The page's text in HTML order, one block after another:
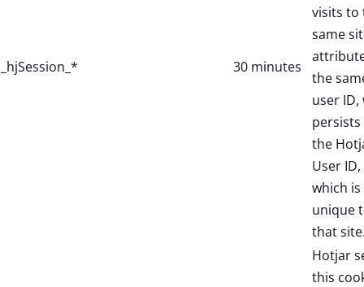
_hjSession_* 30 minutes
visits to
same
the
user ID,
persists
the
User ID,
which is
unique
that
Hotjar
this